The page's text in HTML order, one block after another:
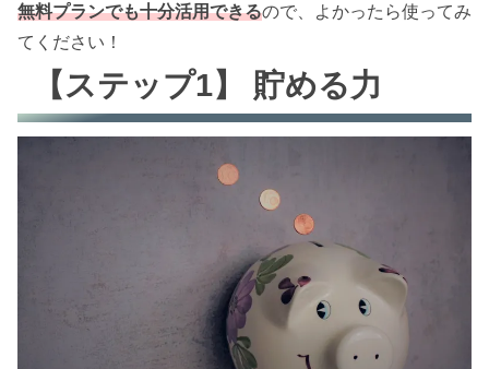
無料プランでも十分活用できるので、よかったら使ってみ
てください！
【ステップ1】 貯める力